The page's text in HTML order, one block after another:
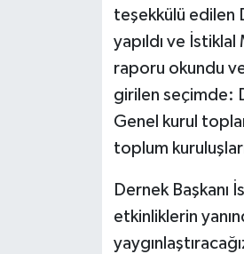
teşekkülü edilen
yapıldı ve
raporu okundu ve
girilen seçimde:
Genel kurul
toplum
Dernek Başkanı
etkinliklerin